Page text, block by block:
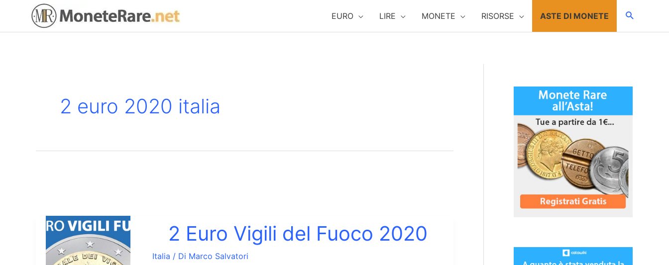
contenuto
EURO LIRE MONETE RISORSE ASTE DI MONETE
2 euro 2020 italia
2 Euro Vigili del Fuoco 2020
Italia / Di Marco Salvatori